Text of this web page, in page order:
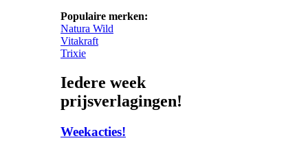
Populaire merken:
Natura Wild
Vitakraft
Trixie
Iedere week
prijsverlagingen!
Weekacties!